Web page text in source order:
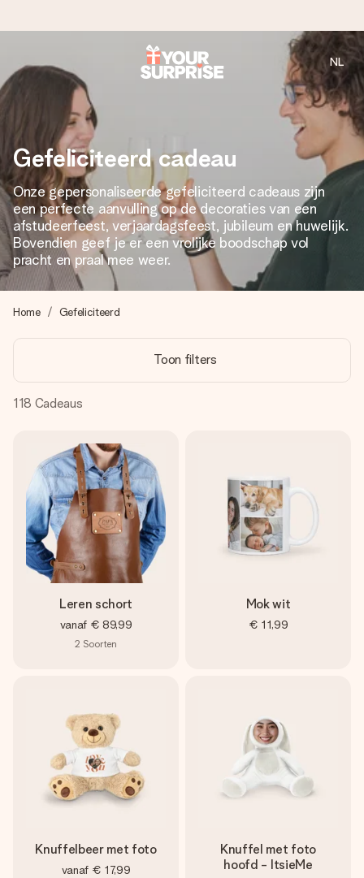
Voor 16:00 besteld, vandaag verzonden
We maken jouw cadeau met zorg en zorgen dat het
razendsnel onderweg is - zodat jij kunt geven op precies
het juiste moment, wanneer het het meeste betekent.
4,8 (gebaseerd op +8.000 reviews)
Onze cadeaus worden gewaardeerd. Klanten beoordelen
ons met een 4,7 op Google Reviews
Je maakt in een paar stappen iets unieks – met haar naam,
jullie foto of een boodschap die raakt. Zonder gedoe, maar
met alle aandacht voor het moment.
NL
Gefeliciteerd cadeau
Onze gepersonaliseerde gefeliciteerd cadeaus zijn
een perfecte aanvulling op de decoraties van een
afstudeerfeest, verjaardagsfeest, jubileum en huwelijk.
Bovendien geef je er een vrolijke boodschap vol
pracht en praal mee weer.
Home Gefeliciteerd
Toon filters
118 Cadeaus
Leren schort
vanaf € 89,99
2 Soorten
Mok wit
€ 11,99
Knuffelbeer met foto
vanaf € 17,99
Knuffel met foto
hoofd - ItsieMe